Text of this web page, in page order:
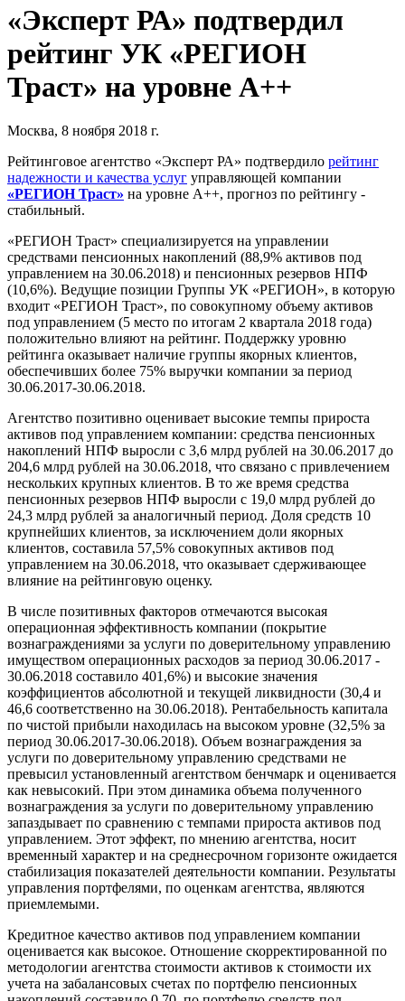
«Эксперт РА» подтвердил
рейтинг УК «РЕГИОН
Траст» на уровне А++
Москва, 8 ноября 2018 г.
Рейтинговое агентство «Эксперт РА» подтвердило рейтинг
надежности и качества услуг управляющей компании
«РЕГИОН Траст» на уровне А++, прогноз по рейтингу -
стабильный.
«РЕГИОН Траст» специализируется на управлении
средствами пенсионных накоплений (88,9% активов под
управлением на 30.06.2018) и пенсионных резервов НПФ
(10,6%). Ведущие позиции Группы УК «РЕГИОН», в которую
входит «РЕГИОН Траст», по совокупному объему активов
под управлением (5 место по итогам 2 квартала 2018 года)
положительно влияют на рейтинг. Поддержку уровню
рейтинга оказывает наличие группы якорных клиентов,
обеспечивших более 75% выручки компании за период
30.06.2017-30.06.2018.
Агентство позитивно оценивает высокие темпы прироста
активов под управлением компании: средства пенсионных
накоплений НПФ выросли с 3,6 млрд рублей на 30.06.2017 до
204,6 млрд рублей на 30.06.2018, что связано с привлечением
нескольких крупных клиентов. В то же время средства
пенсионных резервов НПФ выросли с 19,0 млрд рублей до
24,3 млрд рублей за аналогичный период. Доля средств 10
крупнейших клиентов, за исключением доли якорных
клиентов, составила 57,5% совокупных активов под
управлением на 30.06.2018, что оказывает сдерживающее
влияние на рейтинговую оценку.
В числе позитивных факторов отмечаются высокая
операционная эффективность компании (покрытие
вознаграждениями за услуги по доверительному управлению
имуществом операционных расходов за период 30.06.2017 -
30.06.2018 составило 401,6%) и высокие значения
коэффициентов абсолютной и текущей ликвидности (30,4 и
46,6 соответственно на 30.06.2018). Рентабельность капитала
по чистой прибыли находилась на высоком уровне (32,5% за
период 30.06.2017-30.06.2018). Объем вознаграждения за
услуги по доверительному управлению средствами не
превысил установленный агентством бенчмарк и оценивается
как невысокий. При этом динамика объема полученного
вознаграждения за услуги по доверительному управлению
запаздывает по сравнению с темпами прироста активов под
управлением. Этот эффект, по мнению агентства, носит
временный характер и на среднесрочном горизонте ожидается
стабилизация показателей деятельности компании. Результаты
управления портфелями, по оценкам агентства, являются
приемлемыми.
Кредитное качество активов под управлением компании
оценивается как высокое. Отношение скорректированной по
методологии агентства стоимости активов к стоимости их
учета на забалансовых счетах по портфелю пенсионных